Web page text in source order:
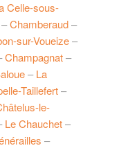
Celle-sous-
–Chamberaud–
sur-Voueize–
Champagnat–
–La
Taillefert–
le-
Le Chauchet–
–